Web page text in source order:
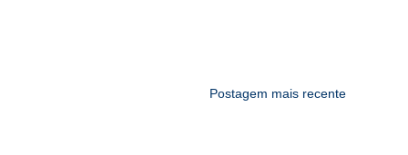
Postagem mais recente